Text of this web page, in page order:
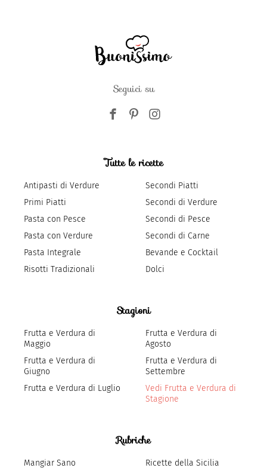
Seguici su
Tutte le ricette
Antipasti di Verdure
Primi Piatti
Pasta con Pesce
Pasta con Verdure
Pasta Integrale
Risotti Tradizionali
Secondi Piatti
Secondi di Verdure
Secondi di Pesce
Secondi di Carne
Bevande e Cocktail
Dolci
Stagioni
Frutta e Verdura di
Maggio
Frutta e Verdura di
Giugno
Frutta e Verdura di Luglio
Frutta e Verdura di
Agosto
Frutta e Verdura di
Settembre
Vedi Frutta e Verdura di
Stagione
Rubriche
Mangiar Sano
Ricette della Sicilia